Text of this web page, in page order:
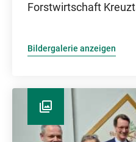
Forstwirtschaft
Bildergalerie anzeigen